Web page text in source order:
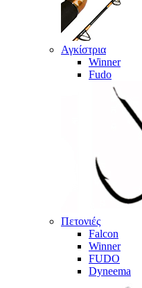
Αγκίστρια
Winner
Fudo
Πετονιές
Falcon
Winner
FUDO
Dyneema